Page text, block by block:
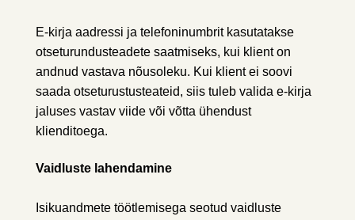
E-kirja aadressi ja telefoninumbrit kasutatakse
otseturundusteadete saatmiseks, kui klient on
andnud vastava nõusoleku. Kui klient ei soovi
saada otseturustusteateid, siis tuleb valida e-kirja
jaluses vastav viide või võtta ühendust
klienditoega.
Vaidluste lahendamine
Isikuandmete töötlemisega seotud vaidluste